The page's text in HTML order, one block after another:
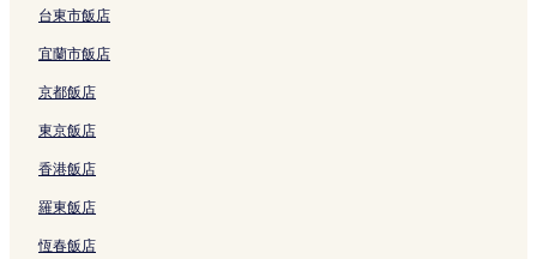
k
e
s
h
o
r
的
結
台東市飯店
宜蘭市飯店
京都飯店
東京飯店
香港飯店
羅東飯店
恆春飯店